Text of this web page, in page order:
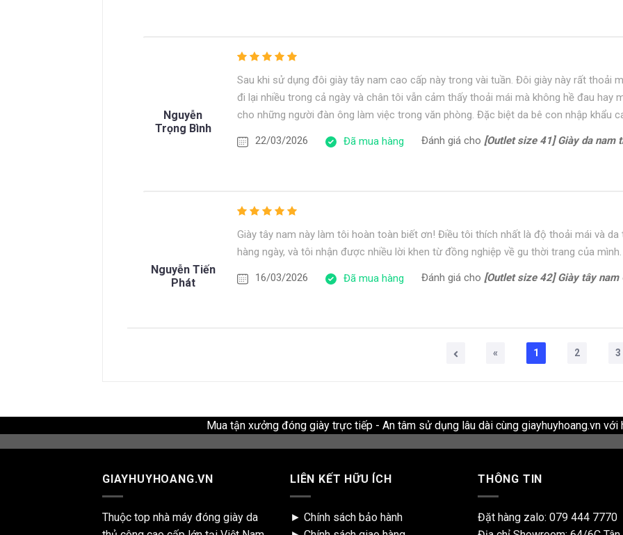
Nguyễn
Trọng Bình
Sau khi sử dụng đôi giày tây nam cao cấp này trong vài tuần. Đôi giày này rất thoải
đi lại nhiều trong cả ngày và chân tôi vẫn cảm thấy thoải mái mà không hề đau hay
cho những người đàn ông làm việc trong văn phòng. Đặc biệt da bê con nhập khẩu
22/03/2026 Đã mua hàng Đánh giá cho [Outlet size 41] Giày da nam thể thao đế
Nguyễn Tiến
Phát
Giày tây nam này làm tôi hoàn toàn biết ơn! Điều tôi thích nhất là độ thoải mái và
hàng ngày, và tôi nhận được nhiều lời khen từ đồng nghiệp về gu thời trang của mình.
16/03/2026 Đã mua hàng Đánh giá cho [Outlet size 42] Giày tây nam Oxford
« 1 2 3
Mua tận xưởng đóng giày trực tiếp - An tâm sử dụng lâu dài cùng giayhuyhoang.vn với
GIAYHUYHOANG.VN
Thuộc top nhà máy đóng giày da
LIÊN KẾT HỮU ÍCH
► Chính sách bảo hành
THÔNG TIN
Đặt hàng zalo: 079 444 7770